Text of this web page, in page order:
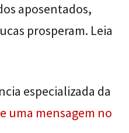
aposentados,
prosperam. Leia
especializada da
uma mensagem no